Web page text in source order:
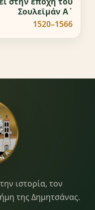
Σουλεϊμάν Α΄
1520–1566
ιστορία, τον
της Δημητσάνας.